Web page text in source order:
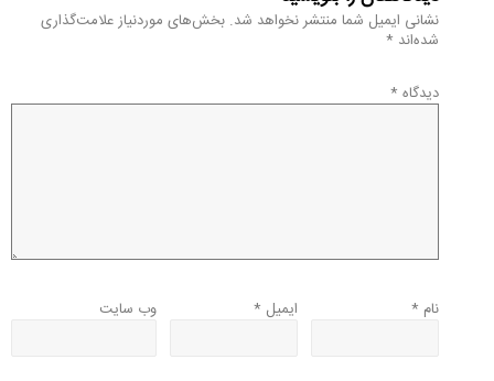
نشانی ایمیل شما منتشر نخواهد شد. بخش‌های موردنیاز علامت‌گذاری
شده‌اند *
دیدگاه *
نام * ایمیل * وب‌ سایت